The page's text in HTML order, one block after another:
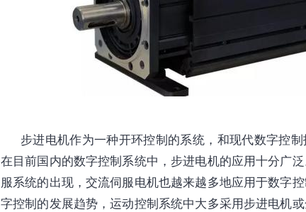
步进电机作为一种开环控制的系统，和现代数字控制
在目前国内的数字控制系统中，步进电机的应用十分广
服系统的出现，交流伺服电机也越来越多地应用于数字
字控制的发展趋势，运动控制系统中大多采用步进电机